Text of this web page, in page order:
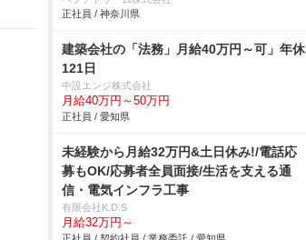
正社員 / 神奈川県
建築会社の「法務」月給40万円～可」年休
121日
中設エンジ株式会社
月給40万円～50万円
正社員 / 愛知県
未経験から月給32万円&土日休み!/電話応
募もOK/応募者全員面接/生活を支える通
信・電気インフラ工事
有限会社K.D.S
月給32万円～